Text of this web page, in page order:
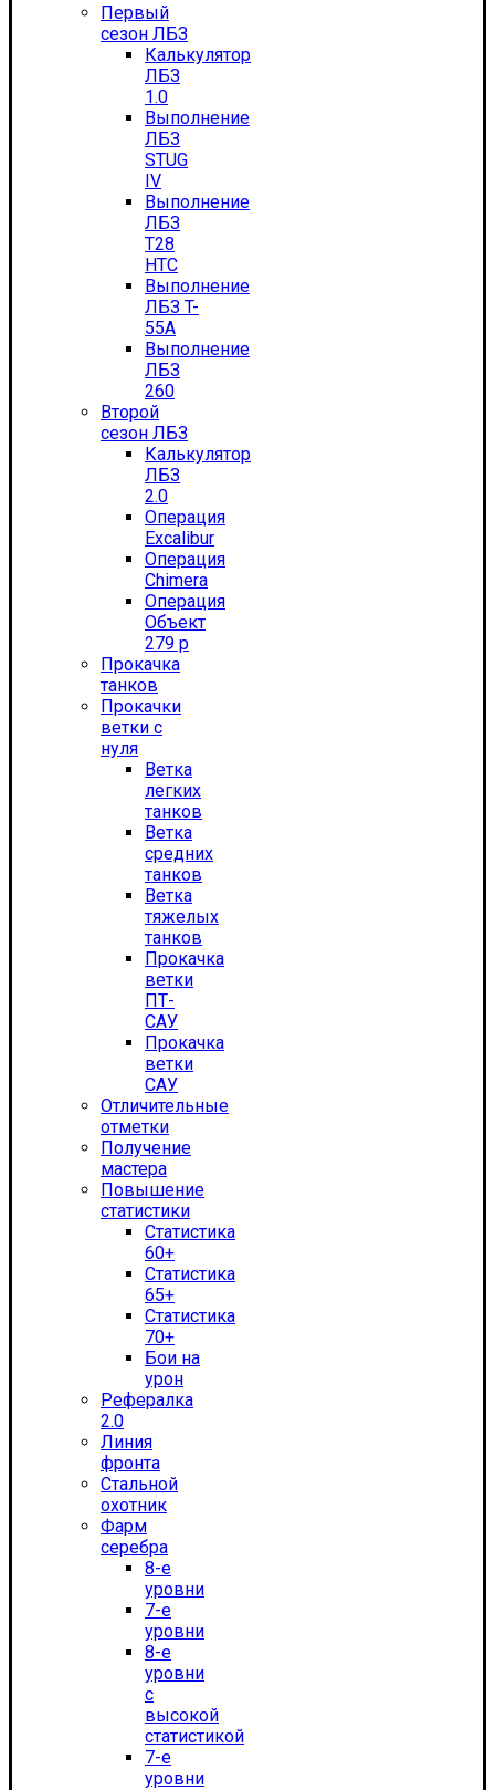
Первый
сезон ЛБЗ
Калькулятор
ЛБЗ
1.0
Выполнение
ЛБЗ
STUG
IV
Выполнение
ЛБЗ
T28
HTC
Выполнение
ЛБЗ T-
55А
Выполнение
ЛБЗ
260
Второй
сезон ЛБЗ
Калькулятор
ЛБЗ
2.0
Операция
Excalibur
Операция
Chimera
Операция
Объект
279 р
Прокачка
танков
Прокачки
ветки с
нуля
Ветка
легких
танков
Ветка
средних
танков
Ветка
тяжелых
танков
Прокачка
ветки
ПТ-
САУ
Прокачка
ветки
САУ
Отличительные
отметки
Получение
мастера
Повышение
статистики
Статистика
60+
Статистика
65+
Статистика
70+
Бои на
урон
Рефералка
2.0
Линия
фронта
Стальной
охотник
Фарм
серебра
8-е
уровни
7-е
уровни
8-е
уровни
с
высокой
статистикой
7-е
уровни